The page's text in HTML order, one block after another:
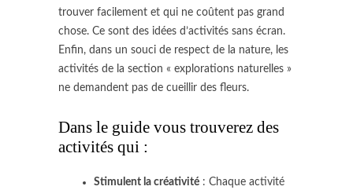
trouver facilement et qui ne coûtent pas grand
chose. Ce sont des idées d’activités sans écran.
Enfin, dans un souci de respect de la nature, les
activités de la section « explorations naturelles »
ne demandent pas de cueillir des fleurs.
Dans le guide vous trouverez des
activités qui :
Stimulent la créativité : Chaque activité